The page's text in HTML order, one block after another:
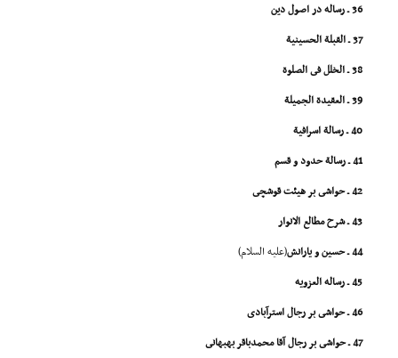
36 ـ رساله در اصول دین
37 ـ القبلة الحسینیة
38 ـ الخلل فى الصلوة
39 ـ العقیدة الجمیلة
40 ـ رسالة اسرافیة
41 ـ رسالة حدود و قسم
42 ـ حواشى بر هیئت قوشچى
43 ـ شرح مطالع الانوار
44 ـ حسین و یارانش
(علیه السلام)
45 ـ رساله العزویه
46 ـ حواشى بر رجال استرآبادى
47 ـ حواشى بر رجال آقا محمدباقر بهبهانى